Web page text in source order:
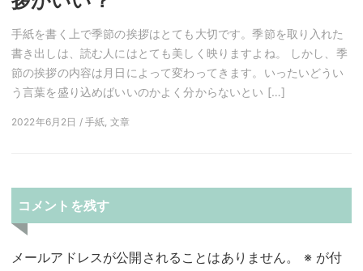
手紙を書く上で季節の挨拶はとても大切です。季節を取り入れた
書き出しは、読む人にはとても美しく映りますよね。 しかし、季
節の挨拶の内容は月日によって変わってきます。いったいどうい
う言葉を盛り込めばいいのかよく分からないとい […]
2022年6月2日 / 手紙, 文章
コメントを残す
メールアドレスが公開されることはありません。 ※が付